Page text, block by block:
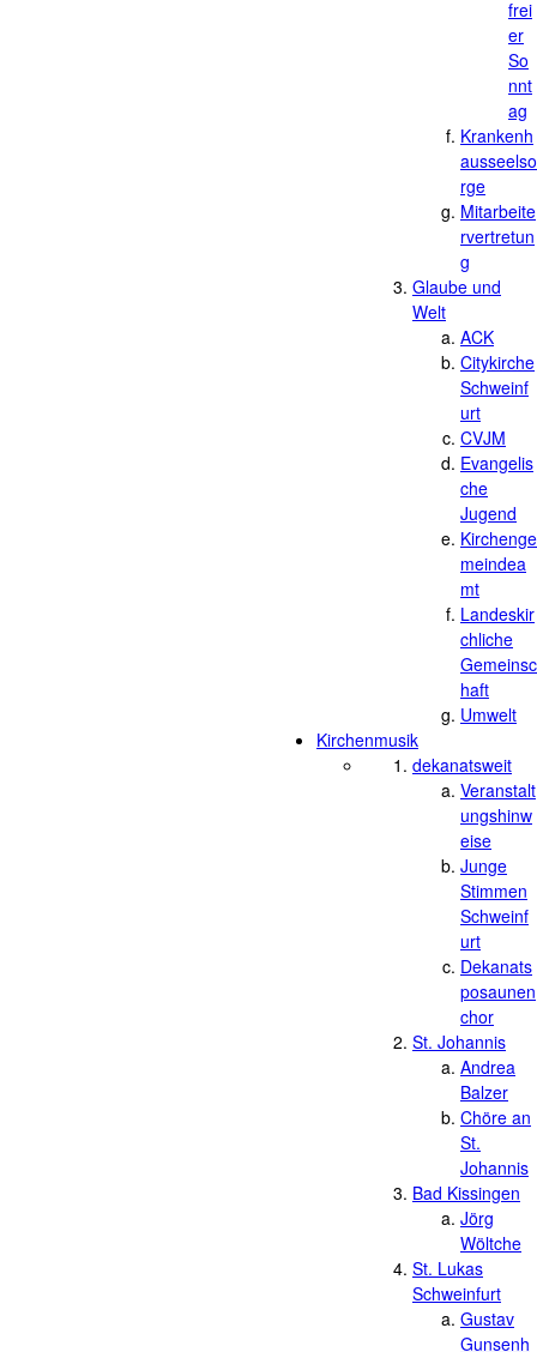
frei
er
So
nnt
ag
Krankenh
ausseelso
rge
Mitarbeite
rvertretun
g
Glaube und
Welt
ACK
Citykirche
Schweinf
urt
CVJM
Evangelis
che
Jugend
Kirchenge
meindea
mt
Landeskir
chliche
Gemeinsc
haft
Umwelt
Kirchenmusik
dekanatsweit
Veranstalt
ungshinw
eise
Junge
Stimmen
Schweinf
urt
Dekanats
posaunen
chor
St. Johannis
Andrea
Balzer
Chöre an
St.
Johannis
Bad Kissingen
Jörg
Wöltche
St. Lukas
Schweinfurt
Gustav
Gunsenh